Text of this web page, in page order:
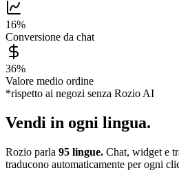
16%
Conversione da chat
36%
Valore medio ordine
*rispetto ai negozi senza Rozio AI
Vendi in ogni lingua.
Rozio parla 95 lingue. Chat, widget e
traducono automaticamente per ogni